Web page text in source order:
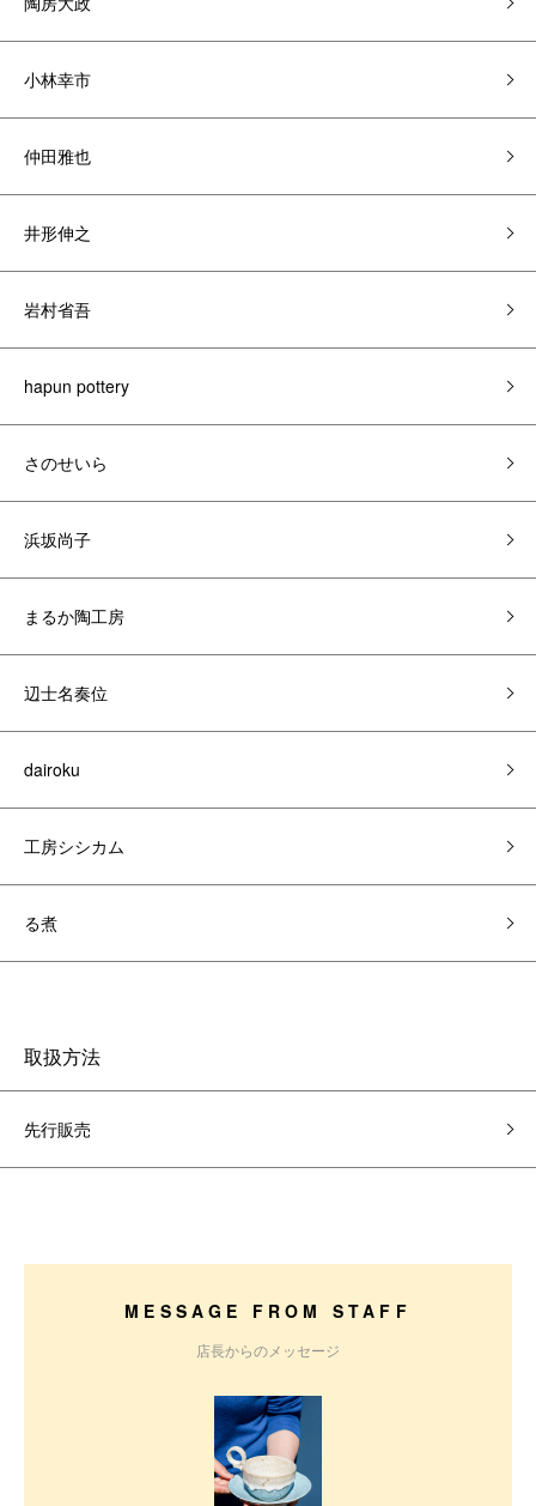
小林幸市
仲田雅也
井形伸之
岩村省吾
hapun pottery
さのせいら
浜坂尚子
まるか陶工房
辺士名奏位
dairoku
工房シシカム
る煮
取扱方法
先行販売
MESSAGE FROM STAFF
店長からのメッセージ